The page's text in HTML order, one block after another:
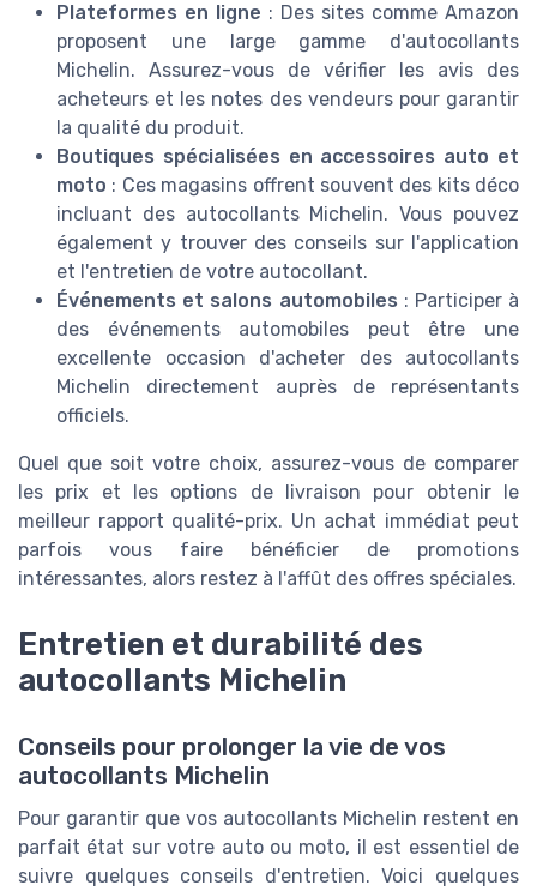
Plateformes en ligne : Des sites comme Amazon
proposent une large gamme d'autocollants
Michelin. Assurez-vous de vérifier les avis des
acheteurs et les notes des vendeurs pour garantir
la qualité du produit.
Boutiques spécialisées en accessoires auto et
moto : Ces magasins offrent souvent des kits déco
incluant des autocollants Michelin. Vous pouvez
également y trouver des conseils sur l'application
et l'entretien de votre autocollant.
Événements et salons automobiles : Participer à
des événements automobiles peut être une
excellente occasion d'acheter des autocollants
Michelin directement auprès de représentants
officiels.
Quel que soit votre choix, assurez-vous de comparer
les prix et les options de livraison pour obtenir le
meilleur rapport qualité-prix. Un achat immédiat peut
parfois vous faire bénéficier de promotions
intéressantes, alors restez à l'affût des offres spéciales.
Entretien et durabilité des
autocollants Michelin
Conseils pour prolonger la vie de vos
autocollants Michelin
Pour garantir que vos autocollants Michelin restent en
parfait état sur votre auto ou moto, il est essentiel de
suivre quelques conseils d'entretien. Voici quelques